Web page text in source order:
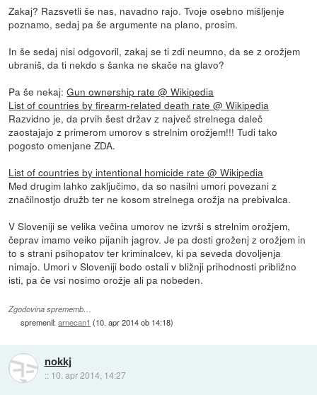
Zakaj? Razsvetli še nas, navadno rajo. Tvoje osebno mišljenje
poznamo, sedaj pa še argumente na plano, prosim.
In še sedaj nisi odgovoril, zakaj se ti zdi neumno, da se z orožjem
ubraniš, da ti nekdo s šanka ne skače na glavo?
Pa še nekaj:Gun ownership rate @ Wikipedia
List of countries by firearm-related death rate @ Wikipedia
Razvidno je, da prvih šest držav z največ strelnega daleč
zaostajajo z primerom umorov s strelnim orožjem!!! Tudi tako
pogosto omenjane ZDA.
List of countries by intentional homicide rate @ Wikipedia
Med drugim lahko zaključimo, da so nasilni umori povezani z
značilnostjo družb ter ne kosom strelnega orožja na prebivalca.
V Sloveniji se velika večina umorov ne izvrši s strelnim orožjem,
čeprav imamo veiko pijanih jagrov. Je pa dosti groženj z orožjem in
to s strani psihopatov ter kriminalcev, ki pa seveda dovoljenja
nimajo. Umori v Sloveniji bodo ostali v bližnji prihodnosti približno
isti, pa če vsi nosimo orožje ali pa nobeden.
Zgodovina sprememb…
spremenil:arnecan1 (10. apr 2014 ob 14:18)
nokkj
:: 10. apr 2014, 14:27